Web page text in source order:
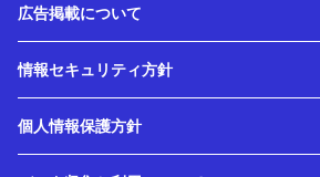
広告掲載について
情報セキュリティ方針
個人情報保護方針